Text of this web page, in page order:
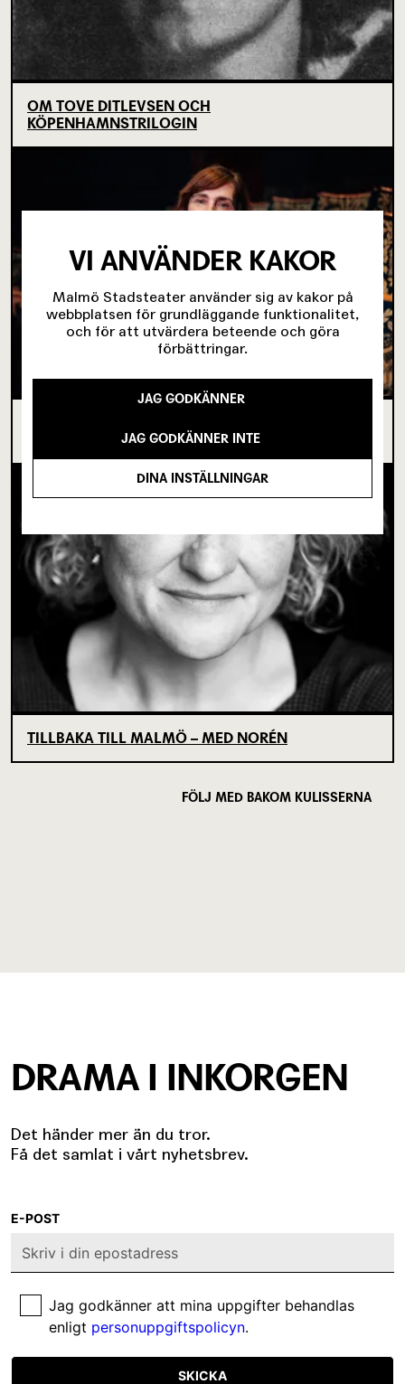
OM TOVE DITLEVSEN OCH
KÖPENHAMNSTRILOGIN
SOM ÄNNU INTE BÖRJAT
TILLBAKA TILL MALMÖ – MED NORÉN
FÖLJ MED BAKOM KULISSERNA
DRAMA I INKORGEN
Det händer mer än du tror.
Få det samlat i vårt nyhetsbrev.
E-POST
Jag godkänner att mina uppgifter behandlas
enligt personuppgiftspolicyn.
SKICKA
VI ANVÄNDER KAKOR
Malmö Stadsteater använder sig av kakor på
webbplatsen för grundläggande funktionalitet,
och för att utvärdera beteende och göra
förbättringar.
JAG GODKÄNNER
JAG GODKÄNNER INTE
DINA INSTÄLLNINGAR